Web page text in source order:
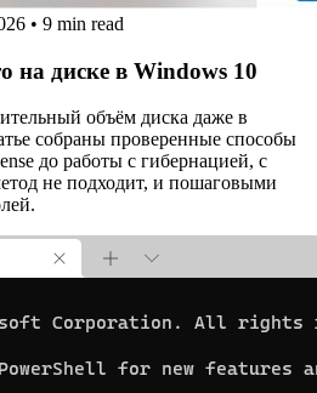
• 9 min read
на диске в Windows 10
объём диска даже в
собраны проверенные способы
до работы с гибернацией, с
не подходит, и пошаговыми